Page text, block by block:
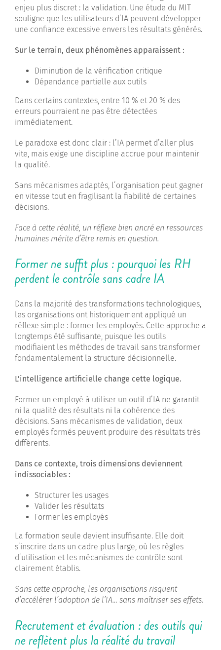
enjeu plus discret : la validation. Une étude du MIT
souligne que les utilisateurs d’IA peuvent développer
une confiance excessive envers les résultats générés.
Sur le terrain, deux phénomènes apparaissent :
Diminution de la vérification critique
Dépendance partielle aux outils
Dans certains contextes, entre 10 % et 20 % des
erreurs pourraient ne pas être détectées
immédiatement.
Le paradoxe est donc clair : l’IA permet d’aller plus
vite, mais exige une discipline accrue pour maintenir
la qualité.
Sans mécanismes adaptés, l’organisation peut gagner
en vitesse tout en fragilisant la fiabilité de certaines
décisions.
Face à cette réalité, un réflexe bien ancré en ressources
humaines mérite d’être remis en question.
Former ne suffit plus : pourquoi les RH
perdent le contrôle sans cadre IA
Dans la majorité des transformations technologiques,
les organisations ont historiquement appliqué un
réflexe simple : former les employés. Cette approche a
longtemps été suffisante, puisque les outils
modifiaient les méthodes de travail sans transformer
fondamentalement la structure décisionnelle.
L’intelligence artificielle change cette logique.
Former un employé à utiliser un outil d’IA ne garantit
ni la qualité des résultats ni la cohérence des
décisions. Sans mécanismes de validation, deux
employés formés peuvent produire des résultats très
différents.
Dans ce contexte, trois dimensions deviennent
indissociables :
Structurer les usages
Valider les résultats
Former les employés
La formation seule devient insuffisante. Elle doit
s’inscrire dans un cadre plus large, où les règles
d’utilisation et les mécanismes de contrôle sont
clairement établis.
Sans cette approche, les organisations risquent
d’accélérer l’adoption de l’IA… sans maîtriser ses effets.
Recrutement et évaluation : des outils qui
ne reflètent plus la réalité du travail